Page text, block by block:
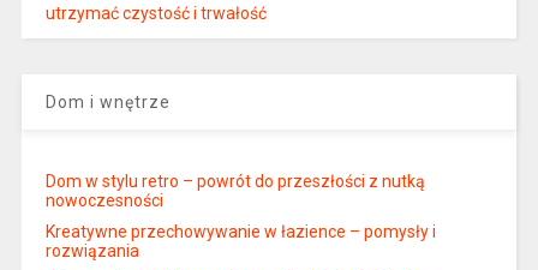
utrzymać czystość i trwałość
Dom i wnętrze
Dom w stylu retro – powrót do przeszłości z nutką
nowoczesności
Kreatywne przechowywanie w łazience – pomysły i
rozwiązania